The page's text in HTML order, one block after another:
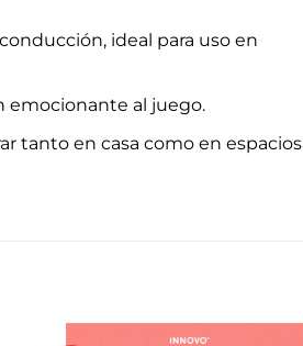
ideal para uso en
emocionante al juego.
tanto en casa como en espacios